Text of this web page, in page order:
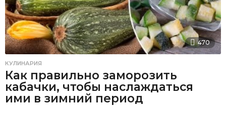
470
КУЛИНАРИЯ
Как правильно заморозить
кабачки, чтобы наслаждаться
ими в зимний период